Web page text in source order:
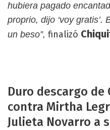
hubiera pagado
proprio, dijo ‘voy gratis’.
un beso”, finalizó
Duro descargo de
contra Mirtha
Julieta Novarro a